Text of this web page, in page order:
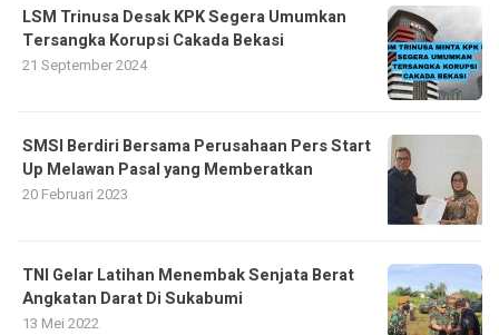
LSM Trinusa Desak KPK Segera Umumkan
Tersangka Korupsi Cakada Bekasi
21 September 2024
SMSI Berdiri Bersama Perusahaan Pers Start
Up Melawan Pasal yang Memberatkan
20 Februari 2023
TNI Gelar Latihan Menembak Senjata Berat
Angkatan Darat Di Sukabumi
13 Mei 2022